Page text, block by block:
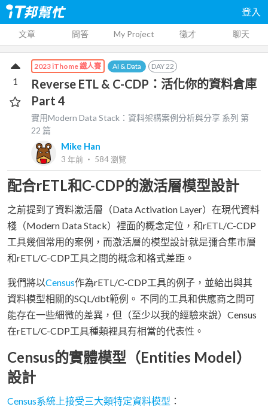
登入
文章 問答 My Project 徵才 聊天
2023 iThome 鐵人賽 AI & Data DAY22
Reverse ETL & C-CDP：活化你的資料倉庫
Part 4
實用Modern Data Stack：資料架構案例分析與分享 系列 第
22 篇
Mike Han
3 年前 ‧ 584瀏覽
1
配合rETL和C-CDP的激活層模型設計
之前提到了資料激活層（Data Activation Layer）在現代資料
棧（Modern Data Stack）裡面的概念定位，和rETL/C-CDP
工具幾個常用的案例，而激活層的模型設計就是彌合集市層
和rETL/C-CDP工具之間的概念和格式差距。
我們將以Census作為rETL/C-CDP工具的例子，並給出與其
資料模型相關的SQL/dbt範例。 不同的工具和供應商之間可
能存在一些細微的差異，但（至少以我的經驗來說）Census
在rETL/C-CDP工具種類裡具有相當的代表性。
Census的實體模型（Entities Model）
設計
Census系統上接受三大類特定資料模型 ：